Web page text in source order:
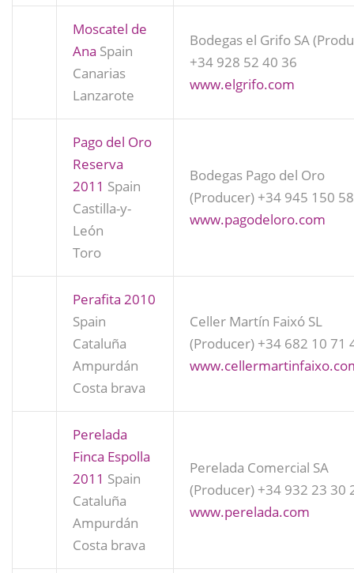
Moscatel de
Ana Spain
Canarias
Lanzarote
Bodegas el Grifo SA
+34 928 52 40 36
www.elgrifo.com
Pago del Oro
Reserva
2011 Spain
Castilla-y-
León
Toro
Bodegas Pago del Oro
(Producer) +34 945 150
www.pagodeloro.com
Perafita 2010
Spain
Cataluña
Ampurdán
Costa brava
Celler Martín Faixó SL
(Producer) +34 682 10 71
Perelada
Finca Espolla
2011 Spain
Cataluña
Ampurdán
Costa brava
Perelada Comercial SA
(Producer) +34 932 23 30
www.perelada.com